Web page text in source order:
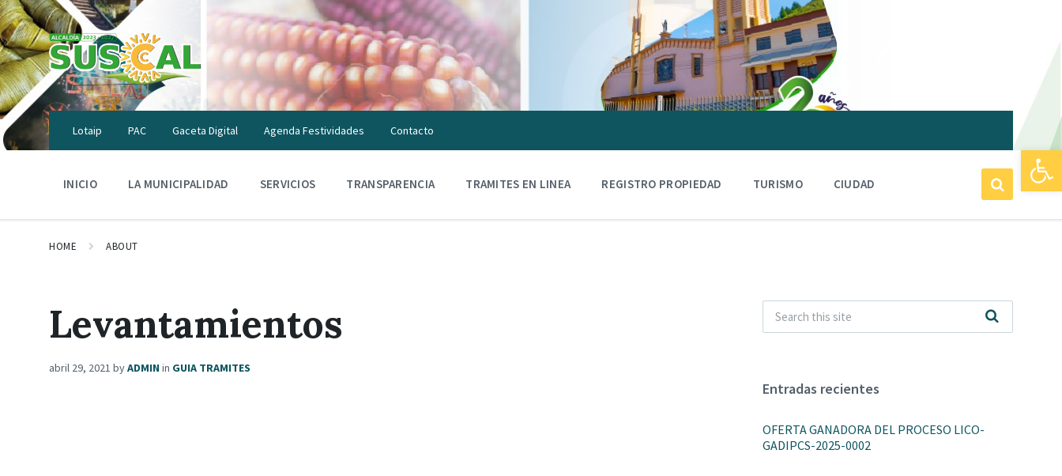
Abrir barra de herramientas
Skip
to
content
Skip
to
main
navigation
Skip
to
footer
Lotaip PAC Gaceta Digital Agenda Festividades Contacto
INICIO LA MUNICIPALIDAD SERVICIOS TRANSPARENCIA TRAMITES EN LINEA REGISTRO PROPIEDAD TURISMO CIUDAD
HOME ABOUT
Levantamientos
abril 29, 2021 byADMIN in GUIA TRAMITES
Entradas recientes
OFERTA GANADORA DEL PROCESO LICO-
GADIPCS-2025-0002